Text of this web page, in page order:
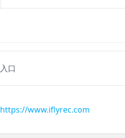
入口
https://www.iflyrec.com